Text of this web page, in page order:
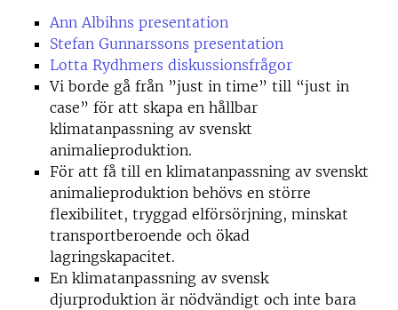
Ann Albihns presentation
Stefan Gunnarssons presentation
Lotta Rydhmers diskussionsfrågor
Vi borde gå från ”just in time” till “just in
case” för att skapa en hållbar
klimatanpassning av svenskt
animalieproduktion.
För att få till en klimatanpassning av svenskt
animalieproduktion behövs en större
flexibilitet, tryggad elförsörjning, minskat
transportberoende och ökad
lagringskapacitet.
En klimatanpassning av svensk
djurproduktion är nödvändigt och inte bara